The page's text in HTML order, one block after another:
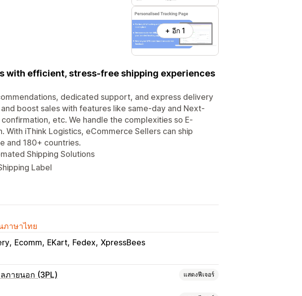
+ อีก 1
with efficient, stress-free shipping experiences
dedicated support, and express delivery
boost sales with features like same-day and Next-
etc. We handle the complexities so E-
iThink Logistics, eCommerce Sellers can ship
and 180+ countries.
Shipping Solutions
Label
ภาษาไทย
Ecomm EKart Fedex XpressBees
ภายนอก (3PL) แสดงฟีเจอร์